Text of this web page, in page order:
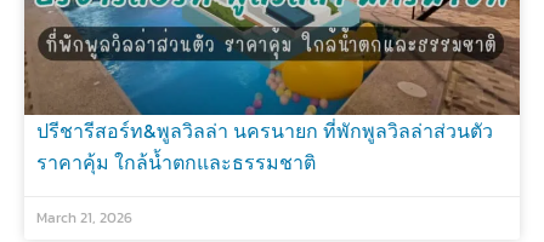
ปรีชารีสอร์ท&พูลวิลล่า นครนายก ที่พักพูลวิลล่าส่วนตัว
ราคาคุ้ม ใกล้น้ำตกและธรรมชาติ
March 21, 2026